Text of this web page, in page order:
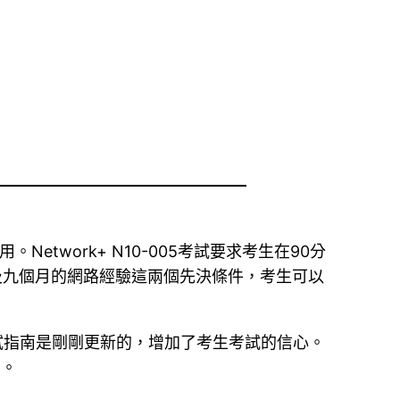
。Network+ N10-005考試要求考生在90分
個月的網路經驗這兩個先決條件，考生可以
南是剛剛更新的，增加了考生考試的信心。